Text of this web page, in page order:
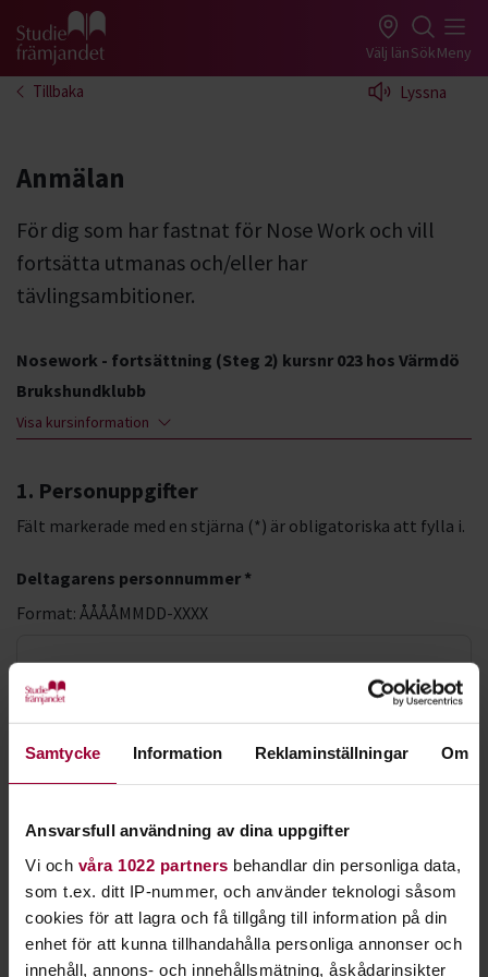
Samtycke Information Reklaminställningar Om
Ansvarsfull användning av dina uppgifter
Vi och våra 1022 partners behandlar din personliga data,
som t.ex. ditt IP-nummer, och använder teknologi såsom
cookies för att lagra och få tillgång till information på din
enhet för att kunna tillhandahålla personliga annonser och
innehåll, annons- och innehållsmätning, åskådarinsikter
Gå till studiefrämjandets startsida Välj länSökMeny
Tillbaka Lyssna
Anmälan
För dig som har fastnat för Nose Work och vill
fortsätta utmanas och/eller har
tävlingsambitioner.
Nosework - fortsättning (Steg 2) kursnr 023 hos Värmdö
Brukshundklubb
Visa kursinformation
1. Personuppgifter
Fält markerade med en stjärna (*) är obligatoriska att fylla i.
Deltagarens personnummer *
Format: ÅÅÅÅMMDD-XXXX
Förnamn *
E-postadress *